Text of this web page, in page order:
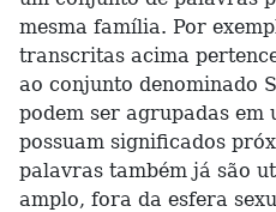
mesma família. Por
transcritas acima
ao conjunto denominado
podem ser agrupadas em
possuam significados
palavras também já são
amplo, fora da esfera